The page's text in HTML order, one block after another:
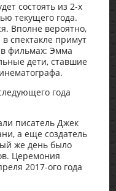
состоять из 2-х
текущего года.
Вполне вероятно,
спектакле примут
фильмах: Эмма
дети, ставшие
года
писатель Джек
а еще создатель
же день было
Церемония
2017-ого года